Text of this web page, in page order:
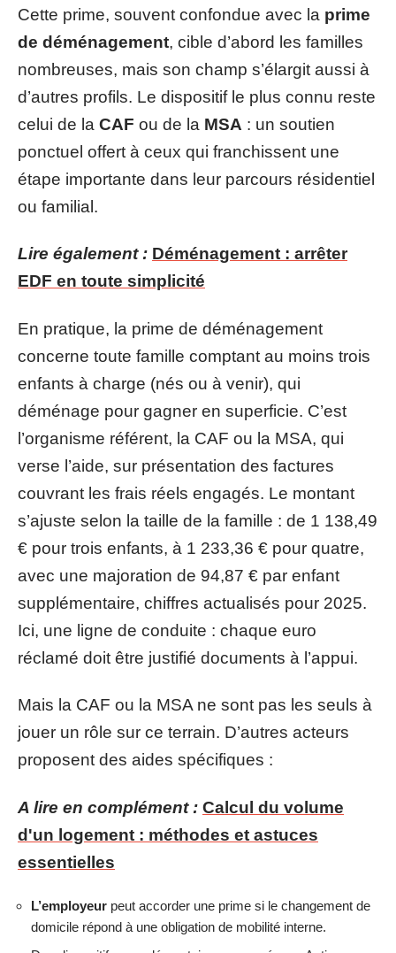
Cette prime, souvent confondue avec la prime
de déménagement, cible d’abord les familles
nombreuses, mais son champ s’élargit aussi à
d’autres profils. Le dispositif le plus connu reste
celui de la CAF ou de la MSA : un soutien
ponctuel offert à ceux qui franchissent une
étape importante dans leur parcours résidentiel
ou familial.
Lire également : Déménagement : arrêter
EDF en toute simplicité
En pratique, la prime de déménagement
concerne toute famille comptant au moins trois
enfants à charge (nés ou à venir), qui
déménage pour gagner en superficie. C’est
l’organisme référent, la CAF ou la MSA, qui
verse l’aide, sur présentation des factures
couvrant les frais réels engagés. Le montant
s’ajuste selon la taille de la famille : de 1 138,49
€ pour trois enfants, à 1 233,36 € pour quatre,
avec une majoration de 94,87 € par enfant
supplémentaire, chiffres actualisés pour 2025.
Ici, une ligne de conduite : chaque euro
réclamé doit être justifié documents à l’appui.
Mais la CAF ou la MSA ne sont pas les seuls à
jouer un rôle sur ce terrain. D’autres acteurs
proposent des aides spécifiques :
A lire en complément : Calcul du volume
d'un logement : méthodes et astuces
essentielles
L’employeur peut accorder une prime si le changement de
domicile répond à une obligation de mobilité interne.